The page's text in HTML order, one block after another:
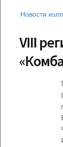
Новости
VIII